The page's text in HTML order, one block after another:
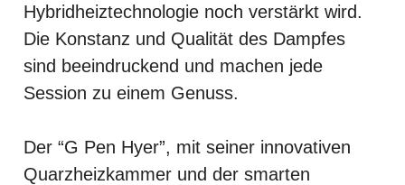
Hybridheiztechnologie noch verstärkt wird.
Die Konstanz und Qualität des Dampfes
sind beeindruckend und machen jede
Session zu einem Genuss.
Der “G Pen Hyer”, mit seiner innovativen
Quarzheizkammer und der smarten